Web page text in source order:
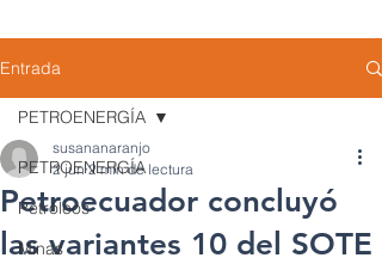
Entrada
PETROENERGÍA
Petróleos
Minas
PETROENERGÍA
Petroecuador concluyó
las variantes 10 del SOTE
susananaranjo
2 jun 2 min de lectura